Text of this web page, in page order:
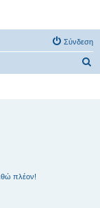
Σύνδεση
πλέον!